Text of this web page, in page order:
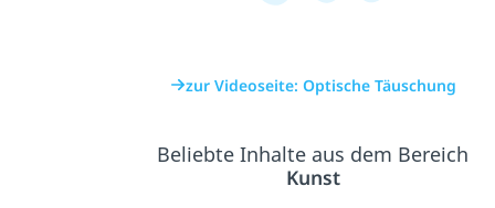
zur Videoseite: Optische Täuschung
Beliebte Inhalte aus dem Bereich
Kunst